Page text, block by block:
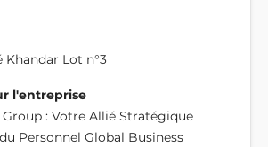
Khandar Lot n°3
l'entreprise
: Votre Allié Stratégique
Personnel Global Business